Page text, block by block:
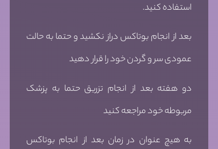
استفاده کنید.
بعد از انجام بوتاکس دراز نکشید و حتما به حالت
عمودی سر و گردن خود را قرار دهید
دو هفته بعد از انجام تزریق حتما به پزشک
مربوطه خود مراجعه کنید
به هیچ عنوان در زمان بعد از انجام بوتاکس